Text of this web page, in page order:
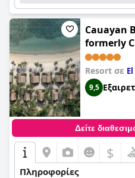
Cauayan
formerly
Resort σε
9,5
Δείτε
$
Πληροφορίες